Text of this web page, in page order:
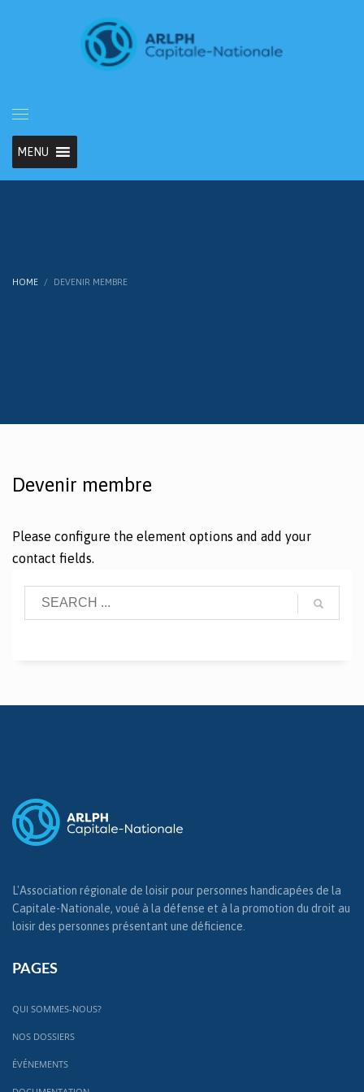
MENU
HOME DEVENIR MEMBRE
Devenir membre
Please configure the element options and add your
contact fields.
L'Association régionale de loisir pour personnes handicapées de la
Capitale-Nationale, voué à la défense et à la promotion du droit au
loisir des personnes présentant une déficience.
PAGES
QUI SOMMES-NOUS?
NOS DOSSIERS
ÉVÉNEMENTS